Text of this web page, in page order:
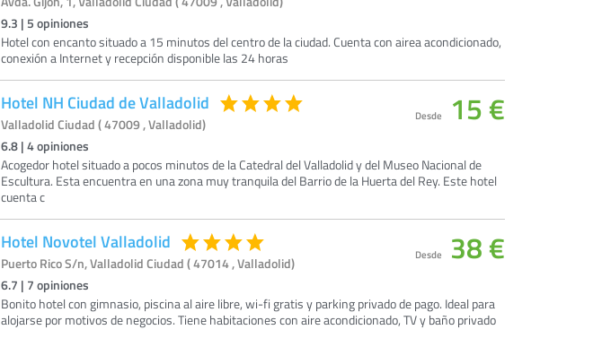
9.3 | 5 opiniones
Hotel con encanto situado a 15 minutos del centro de la ciudad. Cuenta con airea acondicionado,
conexión a Internet y recepción disponible las 24 horas
Hotel NH Ciudad de Valladolid
Valladolid Ciudad ( 47009 , Valladolid)
6.8 | 4opiniones
Acogedor hotel situado a pocos minutos de la Catedral del Valladolid y del Museo Nacional de
Escultura. Esta encuentra en una zona muy tranquila del Barrio de la Huerta del Rey. Este hotel
cuenta c
Desde 15 €
Hotel Novotel Valladolid
Puerto Rico S/n, Valladolid Ciudad ( 47014 , Valladolid)
6.7 | 7 opiniones
Bonito hotel con gimnasio, piscina al aire libre, wi-fi gratis y parking privado de pago. Ideal para
alojarse por motivos de negocios. Tiene habitaciones con aire acondicionado, TV y baño privado
Desde 38 €